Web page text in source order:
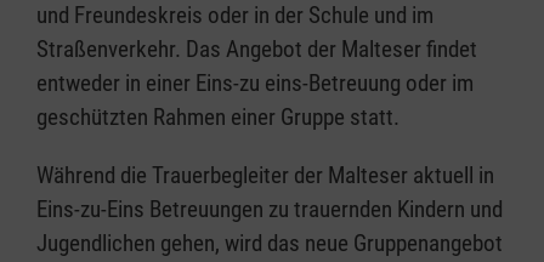
und Freundeskreis oder in der Schule und im
Straßenverkehr. Das Angebot der Malteser findet
entweder in einer Eins-zu eins-Betreuung oder im
geschützten Rahmen einer Gruppe statt.
Während die Trauerbegleiter der Malteser aktuell in
Eins-zu-Eins Betreuungen zu trauernden Kindern und
Jugendlichen gehen, wird das neue Gruppenangebot